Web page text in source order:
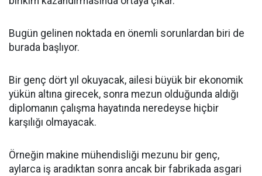
Bugün gelinen noktada en önemli sorunlardan biri de
burada başlıyor.
Bir genç dört yıl okuyacak, ailesi büyük bir ekonomik
yükün altına girecek, sonra mezun olduğunda aldığı
diplomanın çalışma hayatında neredeyse hiçbir
karşılığı olmayacak.
Örneğin makine mühendisliği mezunu bir genç,
aylarca iş aradıktan sonra ancak bir fabrikada asgari